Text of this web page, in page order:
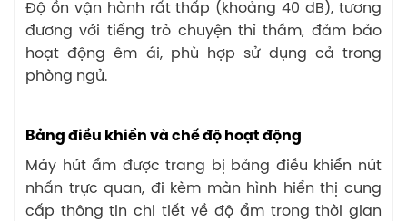
Độ ồn vận hành rất thấp (khoảng 40 dB), tương
đương với tiếng trò chuyện thì thầm, đảm bảo
hoạt động êm ái, phù hợp sử dụng cả trong
phòng ngủ.
Bảng điều khiển và chế độ hoạt động
Máy hút ẩm được trang bị bảng điều khiển nút
nhấn trực quan, đi kèm màn hình hiển thị cung
cấp thông tin chi tiết về độ ẩm trong thời gian